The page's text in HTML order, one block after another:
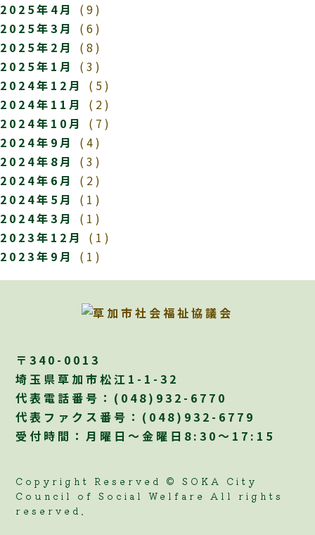
2025年4月
(9)
2025年3月
(6)
2025年2月
(8)
2025年1月
(3)
2024年12月
(5)
2024年11月
(2)
2024年10月
(7)
2024年9月
(4)
2024年8月
(3)
2024年6月
(2)
2024年5月
(1)
2024年3月
(1)
2023年12月
(1)
2023年9月
(1)
〒340-0013
埼玉県草加市松江1-1-32
代表電話番号： (048)932-6770
代表ファクス番号：(048)932-6779
受付時間：月曜日～金曜日8:30～17:15
Copyright Reserved © SOKA City
Council of Social Welfare All rights
reserved.